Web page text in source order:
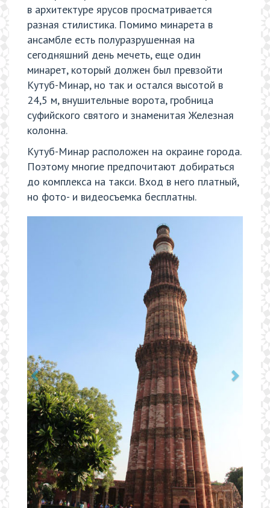
в архитектуре ярусов просматривается
разная стилистика. Помимо минарета в
ансамбле есть полуразрушенная на
сегодняшний день мечеть, еще один
минарет, который должен был превзойти
Кутуб-Минар, но так и остался высотой в
24,5 м, внушительные ворота, гробница
суфийского святого и знаменитая Железная
колонна.
Кутуб-Минар расположен на окраине города.
Поэтому многие предпочитают добираться
до комплекса на такси. Вход в него платный,
но фото- и видеосъемка бесплатны.